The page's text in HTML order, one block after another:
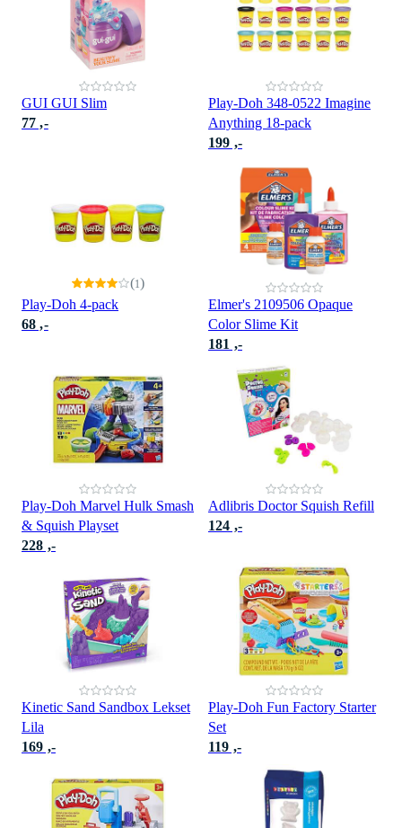
GUI GUI Slim
77 ,-
Play-Doh 348-0522 Imagine
Anything 18-pack
199 ,-
Play-Doh 4-pack
(1)
68 ,-
Elmer's 2109506 Opaque
Color Slime Kit
181 ,-
Play-Doh Marvel Hulk Smash
& Squish Playset
228 ,-
Adlibris Doctor Squish Refill
124 ,-
Kinetic Sand Sandbox Lekset
Lila
169 ,-
Play-Doh Fun Factory Starter
Set
119 ,-